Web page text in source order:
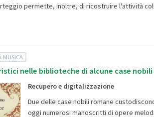
permette, inoltre, di ricostruire l'attività
MUSICA
nelle biblioteche di alcune case
Recupero e digitalizzazione
Due delle case nobili romane
oggi numerosi manoscritti di opere